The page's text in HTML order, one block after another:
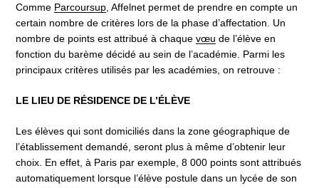
Comme Parcoursup , Affelnet permet de prendre en compte un
certain nombre de critères lors de la phase d’affectation. Un
nombre de points est attribué à chaquevœu de l’élève en
fonction du barème décidé au sein de l’académie. Parmi les
principaux critères utilisés par les académies, on retrouve :
LE LIEU DE RÉSIDENCE DE L’ÉLÈVE
Les élèves qui sont domiciliés dans la zone géographique de
l’établissement demandé, seront plus à même d’obtenir leur
choix. En effet, à Paris par exemple, 8 000 points sont attribués
automatiquement lorsque l’élève postule dans un lycée de son